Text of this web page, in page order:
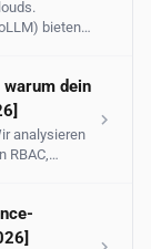
bieten
warum dein
analysieren
RBAC,